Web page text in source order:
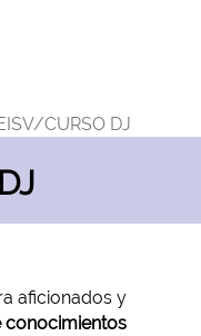
CURSO DJ
aficionados y
conocimientos